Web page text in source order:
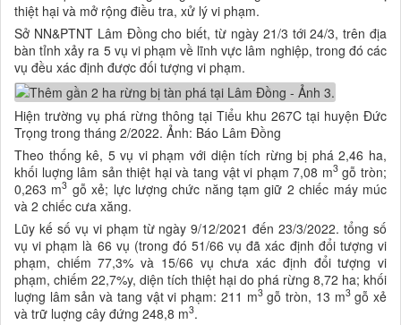
thiệt hại và mở rộng điều tra, xử lý vi phạm.
Sở NN&PTNT Lâm Đồng cho biết, từ ngày 21/3 tới 24/3, trên địa
bàn tỉnh xảy ra 5 vụ vi phạm về lĩnh vực lâm nghiệp, trong đó các
vụ đều xác định được đối tượng vi phạm.
Hiện trường vụ phá rừng thông tại Tiểu khu 267C tại huyện Đức
Trọng trong tháng 2/2022. Ảnh: Báo Lâm Đồng
Theo thống kê, 5 vụ vi phạm với diện tích rừng bị phá 2,46 ha,
khối luợng lâm sản thiệt hại và tang vật vi phạm 7,08 m3gỗ tròn;
0,263 m3 gỗ xẻ; lực lượng chức năng tạm giữ 2 chiếc máy múc
và 2 chiếc cưa xăng.
Lũy kế số vụ vi phạm từ ngày 9/12/2021 đến 23/3/2022. tổng số
vụ vi phạm là 66 vụ (trong đó 51/66 vụ đã xác định đổi tượng vi
phạm, chiếm 77,3% và 15/66 vụ chưa xác định đổi tượng vi
phạm, chiếm 22,7%y, diện tích thiệt hại do phá rừng 8,72 ha; khối
luợng lâm sản và tang vật vi phạm: 211 m3gỗ tròn, 13 m3gỗ xẻ
và trữ luợng cây đứng 248,8 m3.